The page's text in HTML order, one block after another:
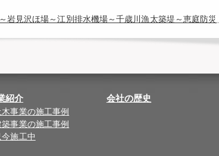
見沢ほ場～江別排水機場～千歳川漁太築堤～恵庭防災
紹介
木事業の施工事例
築事業の施工事例
今施工中
会社の歴史